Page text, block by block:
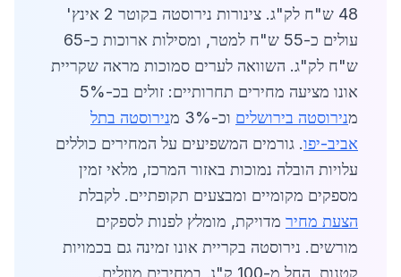
48 ש"ח לק"ג. צינורות נירוסטה בקוטר 2 אינץ'
עולים כ-55 ש"ח למטר, ומסילות ארוכות כ-65
ש"ח לק"ג. השוואה לערים סמוכות מראה שקריית
אונו מציעה מחירים תחרותיים: זולים בכ-5%
מנירוסטה בירושלים וכ-3% מ
נירוסטה בתל
אביב-יפו. גורמים המשפיעים על המחירים כוללים
עלויות הובלה נמוכות באזור המרכז, מלאי זמין
מספקים מקומיים ומבצעים תקופתיים. לקבלת
הצעת מחיר מדויקת, מומלץ לפנות לספקים
מורשים. נירוסטה בקריית אונו זמינה גם בכמויות
קטנות, החל מ-100 ק"ג, במחירים מוזלים.